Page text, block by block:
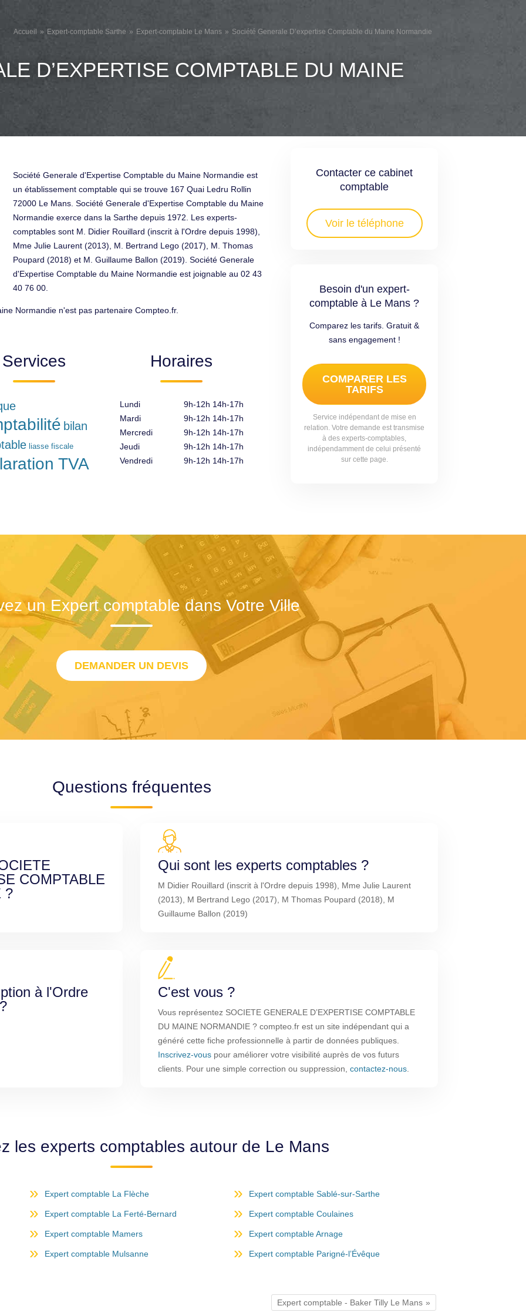
Accueil Expert-comptable Sarthe Expert-comptable Le Mans Société Generale D’expertise Comptable du Maine Normandie
D’EXPERTISE COMPTABLE DU MAINE
Contacter ce cabinet
comptable
Voir le téléphone
Besoin d'un expert-
comptable à Le Mans ?
Comparez les tarifs. Gratuit &
sans engagement !
COMPARER LES
TARIFS
Service indépendant de mise en
relation. Votre demande est transmise
à des experts-comptables,
indépendamment de celui présenté
sur cette page.
Société Generale d'Expertise Comptable du Maine Normandie est
un établissement comptable qui se trouve 167 Quai Ledru Rollin
72000 Le Mans. Société Generale d'Expertise Comptable du Maine
Normandie exerce dans la Sarthe depuis 1972. Les experts-
comptables sont M. Didier Rouillard (inscrit à l'Ordre depuis 1998),
Mme Julie Laurent (2013), M. Bertrand Lego (2017), M. Thomas
Poupard (2018) et M. Guillaume Ballon (2019). Société Generale
d'Expertise Comptable du Maine Normandie est joignable au 02 43
40 76 00.
Normandie n'est pas partenaire Compteo.fr.
Services
bilan
liasse fiscale
TVA
Horaires
Lundi
Mardi
Mercredi
Jeudi
Vendredi
9h-12h 14h-17h
9h-12h 14h-17h
9h-12h 14h-17h
9h-12h 14h-17h
9h-12h 14h-17h
un Expert comptable dans Votre Ville
DEMANDER UN DEVIS
Questions fréquentes
COMPTABLE
?
Qui sont les experts comptables ?
M Didier Rouillard (inscrit à l'Ordre depuis 1998), Mme Julie Laurent
(2013), M Bertrand Lego (2017), M Thomas Poupard (2018), M
Guillaume Ballon (2019)
à l'Ordre
C'est vous ?
Vous représentez SOCIETE GENERALE D’EXPERTISE COMPTABLE
DU MAINE NORMANDIE ? compteo.fr est un site indépendant qui a
généré cette fiche professionnelle à partir de données publiques.
Inscrivez-vous pour améliorer votre visibilité auprès de vos futurs
clients. Pour une simple correction ou suppression, contactez-nous
les experts comptables autour de Le Mans
Expert comptable La Flèche Expert comptable Sablé-sur-Sarthe
Expert comptable La Ferté-Bernard Expert comptable Coulaines
Expert comptable Mamers Expert comptable Arnage
Expert comptable Mulsanne Expert comptable Parigné-l’Évêque
Expert comptable - Baker Tilly Le Mans